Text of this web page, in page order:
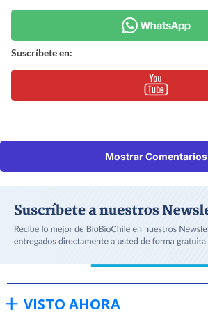
Suscríbete en:
Mostrar Comentarios
VISTO AHORA